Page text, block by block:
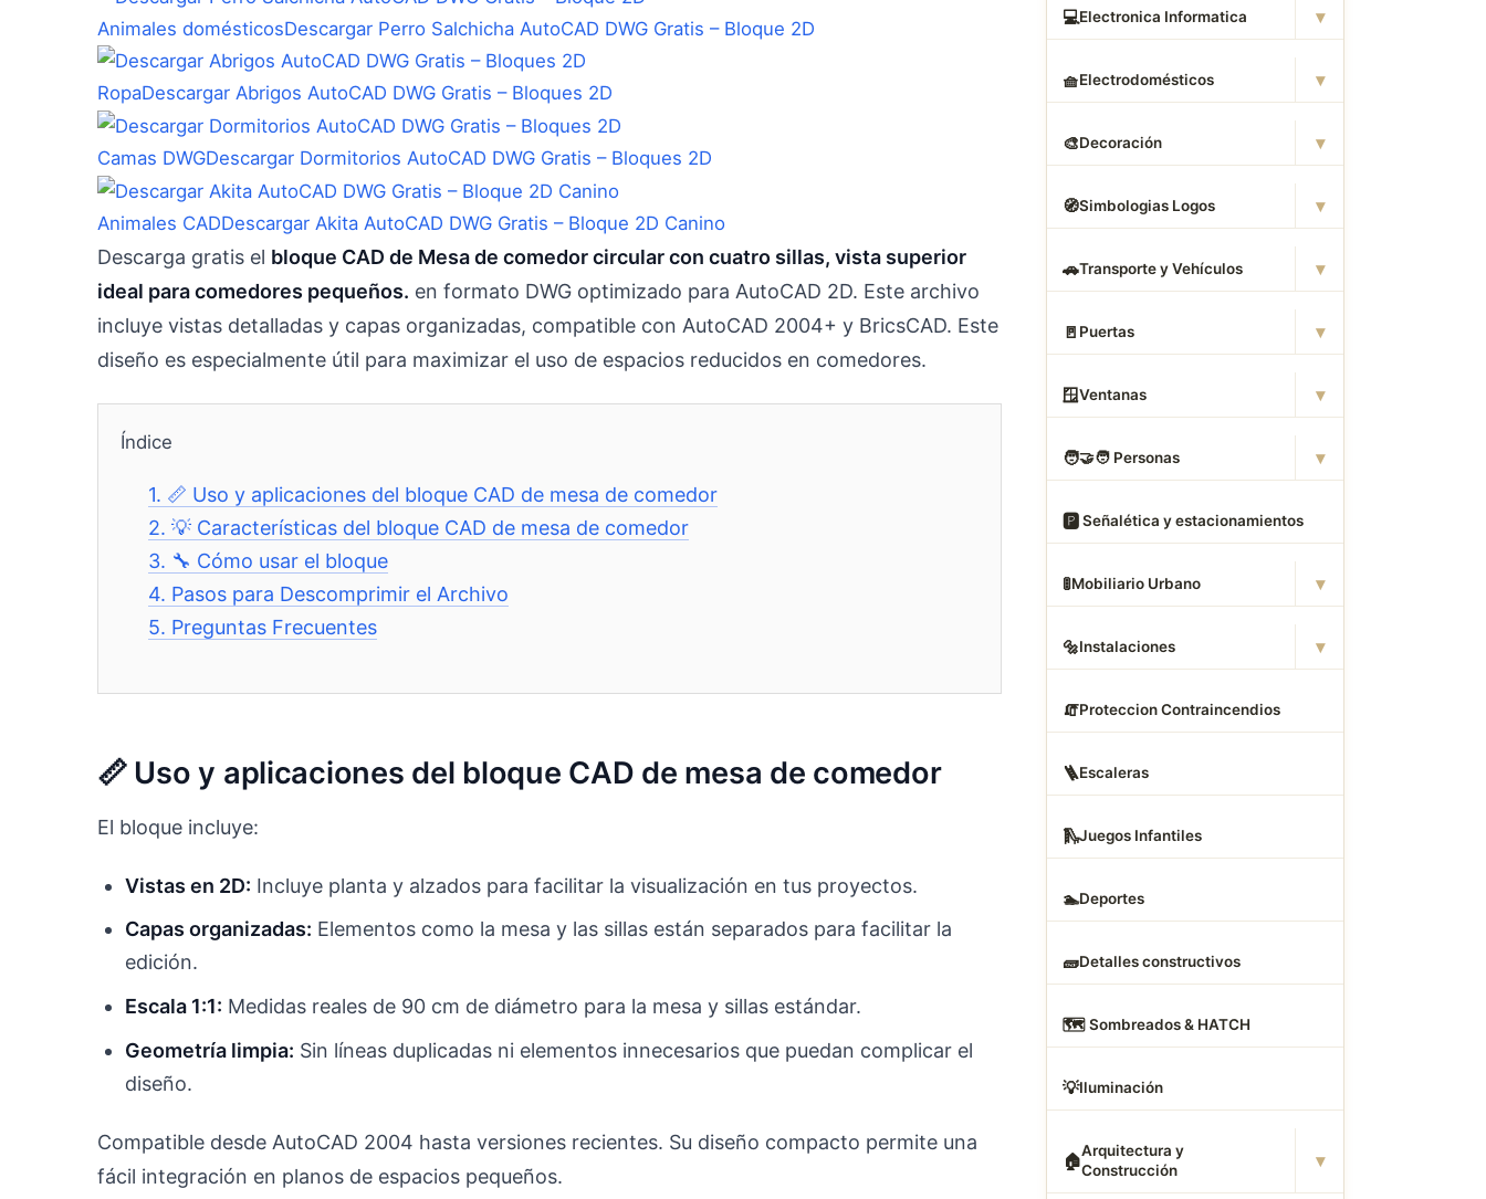
Animales domésticosDescargar Perro Salchicha AutoCAD DWG Gratis – Bloque 2D
RopaDescargar Abrigos AutoCAD DWG Gratis – Bloques 2D
Camas DWGDescargar Dormitorios AutoCAD DWG Gratis – Bloques 2D
Animales CADDescargar Akita AutoCAD DWG Gratis – Bloque 2D Canino
Descarga gratis el bloque CAD de Mesa de comedor circular con cuatro sillas, vista superior
ideal para comedores pequeños. en formato DWG optimizado para AutoCAD 2D. Este archivo
incluye vistas detalladas y capas organizadas, compatible con AutoCAD 2004+ y BricsCAD. Este
diseño es especialmente útil para maximizar el uso de espacios reducidos en comedores.
Índice
1. 📏 Uso y aplicaciones del bloque CAD de mesa de comedor
2.💡 Características del bloque CAD de mesa de comedor
3. 🔧 Cómo usar el bloque
4. Pasos para Descomprimir el Archivo
5. Preguntas Frecuentes
📏 Uso y aplicaciones del bloque CAD de mesa de comedor
El bloque incluye:
Vistas en 2D: Incluye planta y alzados para facilitar la visualización en tus proyectos.
Capas organizadas: Elementos como la mesa y las sillas están separados para facilitar la
edición.
Escala 1:1: Medidas reales de 90 cm de diámetro para la mesa y sillas estándar.
Geometría limpia: Sin líneas duplicadas ni elementos innecesarios que puedan complicar el
diseño.
Compatible desde AutoCAD 2004 hasta versiones recientes. Su diseño compacto permite una
fácil integración en planos de espacios pequeños.
💻Electronica Informatica ▾
🧺Electrodomésticos ▾
🎨Decoración ▾
🧭Simbologias Logos ▾
🚗Transporte y Vehículos ▾
🚪 Puertas ▾
🪟Ventanas ▾
🧑‍🤝‍🧑 Personas ▾
🅿️ Señalética y estacionamientos
🚦Mobiliario Urbano ▾
🔩Instalaciones ▾
🧯Proteccion Contraincendios
🪜Escaleras
🛝Juegos Infantiles
🏊Deportes
🧱Detalles constructivos
🗺️ Sombreados & HATCH
💡Iluminación
🏠Arquitectura y
Construcción
▾